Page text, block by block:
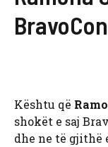
BravoCon
Kështu që
shokët e saj
dhe ne të gjithë